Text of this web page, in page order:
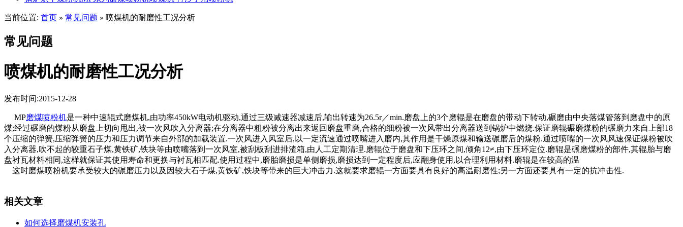
当前位置: 首页 » 常见问题 » 喷煤机的耐磨性工况分析
常见问题
喷煤机的耐磨性工况分析
发布时间:2015-12-28
MP磨煤喷粉机是一种中速辊式磨煤机,由功率450kW电动机驱动,通过三级减速器减速后,输出转速为26.5r／min.磨盘上的3个磨辊是在磨盘的带动下转动,碾磨由中央落煤管落到磨盘中的原
煤;经过碾磨的煤粉从磨盘上切向甩出,被一次风吹入分离器;在分离器中粗粉被分离出来返回磨盘重磨,合格的细粉被一次风带出分离器送到锅炉中燃烧.保证磨辊碾磨煤粉的碾磨力来自上部18
个压缩的弹簧,压缩弹簧的压力和压力调节来自外部的加载装置.一次风进入风室后,以一定流速通过喷嘴进入磨内,其作用是干燥原煤和输送碾磨后的煤粉.通过喷嘴的一次风风速保证煤粉被吹
入分离器,吹不起的较重石子煤,黄铁矿,铁块等由喷嘴落到一次风室,被刮板刮进排渣箱,由人工定期清理.磨辊位于磨盘和下压环之间,倾角12≠,由下压环定位.磨辊是碾磨煤粉的部件,其辊胎与磨
盘衬瓦材料相同,这样就保证其使用寿命和更换与衬瓦相匹配.使用过程中,磨胎磨损是单侧磨损,磨损达到一定程度后,应翻身使用,以合理利用材料.磨辊是在较高的温
这时磨煤喷粉机要承受较大的碾磨压力以及因较大石子煤,黄铁矿,铁块等带来的巨大冲击力.这就要求磨辊一方面要具有良好的高温耐磨性;另一方面还要具有一定的抗冲击性.
相关文章
如何选择磨煤机安装孔